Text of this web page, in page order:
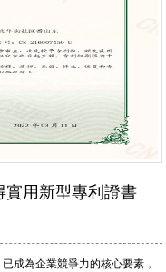
實用新型專利證書
成為企業競爭力的核心要素，